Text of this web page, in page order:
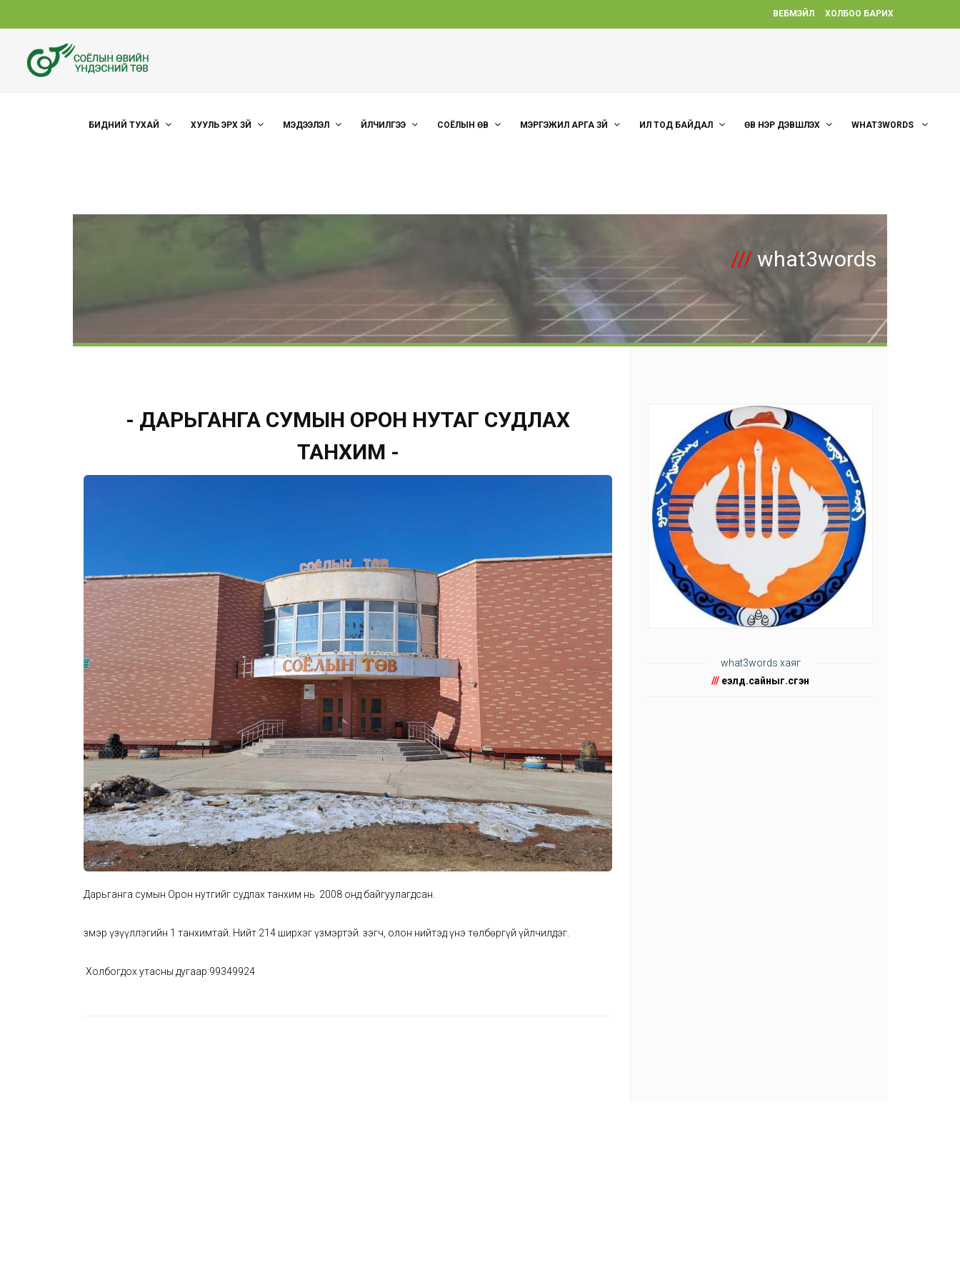
ВЕБМЭЙЛ ХОЛБОО БАРИХ
БИДНИЙ ТУХАЙ ХУУЛЬ ЭРХ ЗҮЙ МЭДЭЭЛЭЛ ҮЙЛЧИЛГЭЭ СОЁЛЫН ӨВ МЭРГЭЖИЛ АРГА ЗҮЙ ИЛ ТОД БАЙДАЛ ӨВ НЭР ДЭВШҮҮЛЭХ WHAT3WORDS
/// what3words
- ДАРЬГАНГА СУМЫН ОРОН НУТАГ СУДЛАХ
ТАНХИМ -
Дарьганга сумын Орон нутгийг судлах танхим нь 2008 онд байгуулагдсан.
Үзмэр үзүүллэгийн 1 танхимтай. Нийт 214 ширхэг үзмэртэй. Үзэгч, олон нийтэд үнэ төлбөргүй үйлчилдэг.
Холбогдох утасны дугаар:99349924
what3words хаяг
/// үеэлүүд.сайныг.үсгэн